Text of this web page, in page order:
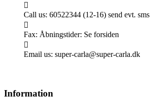

Call us: 60522344 (12-16) send evt. sms

Fax: Åbningstider: Se forsiden

Email us: super-carla@super-carla.dk
Information